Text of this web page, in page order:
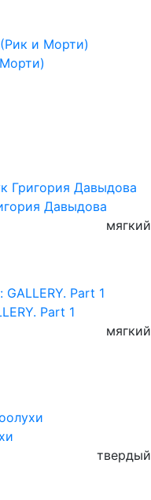
Давыдова
мягкий
Part 1
мягкий
твердый